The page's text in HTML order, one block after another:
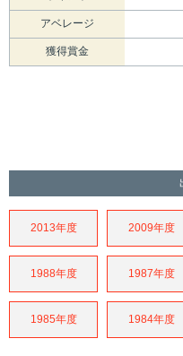
アベレージ
獲得賞金
2013年度 2009年度
1988年度 1987年度
1985年度 1984年度